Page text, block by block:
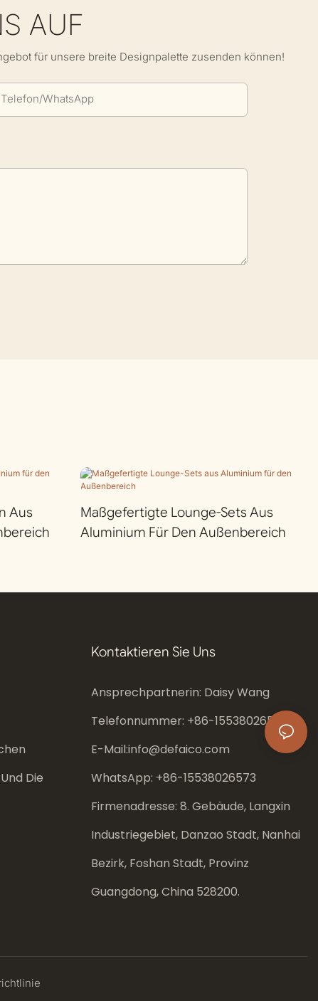
AUF
für unsere breite Designpalette zusenden können!
Telefon/WhatsApp
Aus
Maßgefertigte Lounge-Sets Aus
Aluminium Für Den Außenbereich
Die
Kontaktieren Sie Uns
Ansprechpartnerin: Daisy Wang
Telefonnummer: +86-15538026573
E-Mail:info@defaico.com
WhatsApp: +86-15538026573
Firmenadresse: 8. Gebäude, Langxin
Industriegebiet, Danzao Stadt, Nanhai
Bezirk, Foshan Stadt, Provinz
Guangdong, China 528200.